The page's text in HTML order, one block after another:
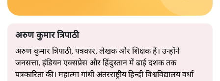
अरुण कुमार त्रिपाठी
अरुण कुमार त्रिपाठी, पत्रकार, लेखक और शिक्षक हैं। उन्होंने
जनसत्ता, इंडियन एक्सप्रेस और हिंदुस्तान में ढाई दशक तक
पत्रकारिता की। महात्मा गांधी अंतरराष्ट्रीय हिन्दी विश्वविद्यालय वर्धा